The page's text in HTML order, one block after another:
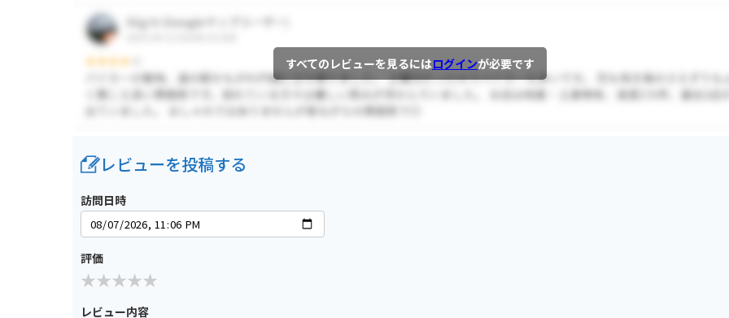
すべてのレビューを見るにはログインが必要です
レビューを投稿する
訪問日時
評価
レビュー内容